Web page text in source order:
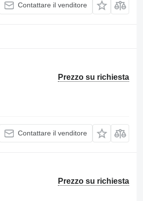
Contattare il venditore
Prezzo su richiesta
Contattare il venditore
Prezzo su richiesta